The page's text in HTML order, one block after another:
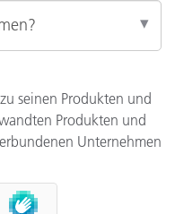
seinen Produkten und
Produkten und
Unternehmen